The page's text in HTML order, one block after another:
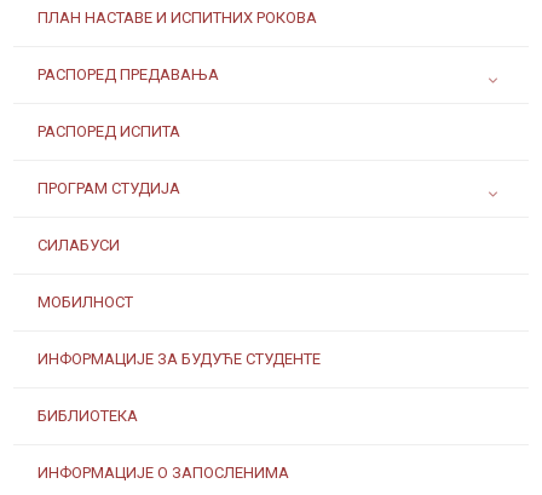
ПЛАН НАСТАВЕ И ИСПИТНИХ РОКОВА
РАСПОРЕД ПРЕДАВАЊА
РАСПОРЕД ИСПИТА
ПРОГРАМ СТУДИЈА
СИЛАБУСИ
МОБИЛНОСТ
ИНФОРМАЦИЈЕ ЗА БУДУЋЕ СТУДЕНТЕ
БИБЛИОТЕКА
ИНФОРМАЦИЈЕ О ЗАПОСЛЕНИМА